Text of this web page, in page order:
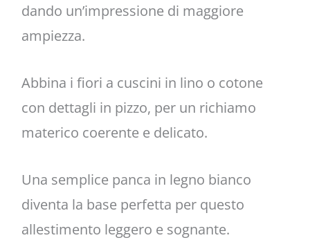
dando un’impressione di maggiore
ampiezza.
Abbina i fiori a cuscini in lino o cotone
con dettagli in pizzo, per un richiamo
materico coerente e delicato.
Una semplice panca in legno bianco
diventa la base perfetta per questo
allestimento leggero e sognante.